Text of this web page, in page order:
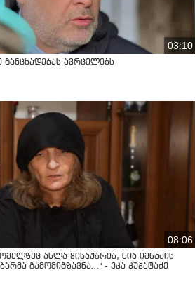
03:10
განცხადებას ავრცელებს
08:06
ახლა ვისაუბრებ, ნია იმნაძის
გამომიგზავნა..." - ეკა კუპატაძე